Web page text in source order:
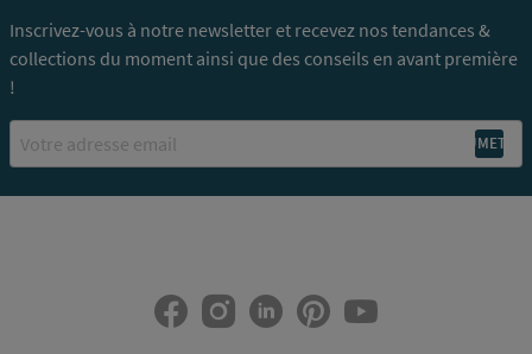
Inscrivez-vous à notre newsletter et recevez nos tendances &
collections du moment ainsi que des conseils en avant première
!
Email